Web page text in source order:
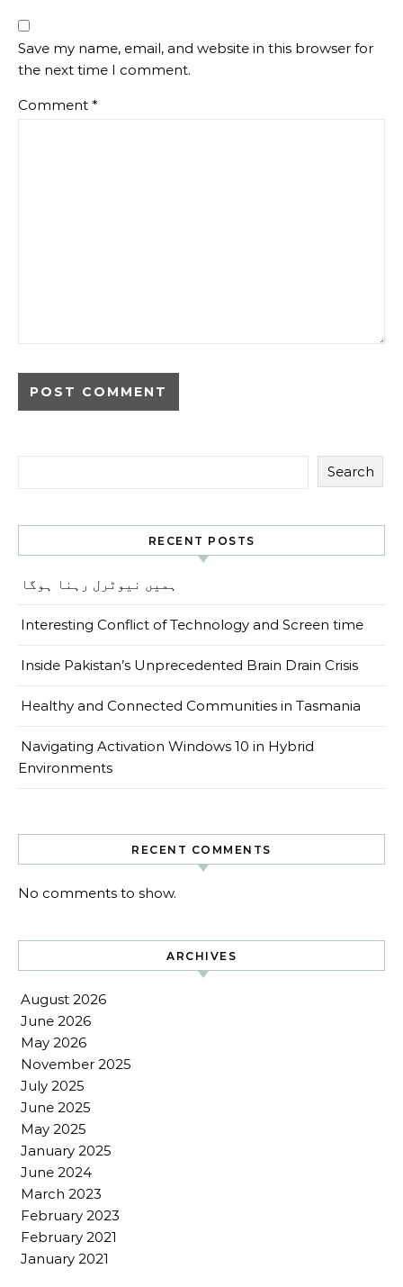
Save my name, email, and website in this browser for
the next time I comment.
Comment *
Search
RECENT POSTS
ہمیں نیوٹرل رہنا ہوگا
Interesting Conflict of Technology and Screen time
Inside Pakistan’s Unprecedented Brain Drain Crisis
Healthy and Connected Communities in Tasmania
Navigating Activation Windows 10 in Hybrid
Environments
RECENT COMMENTS
No comments to show.
ARCHIVES
August 2026
June 2026
May 2026
November 2025
July 2025
June 2025
May 2025
January 2025
June 2024
March 2023
February 2023
February 2021
January 2021